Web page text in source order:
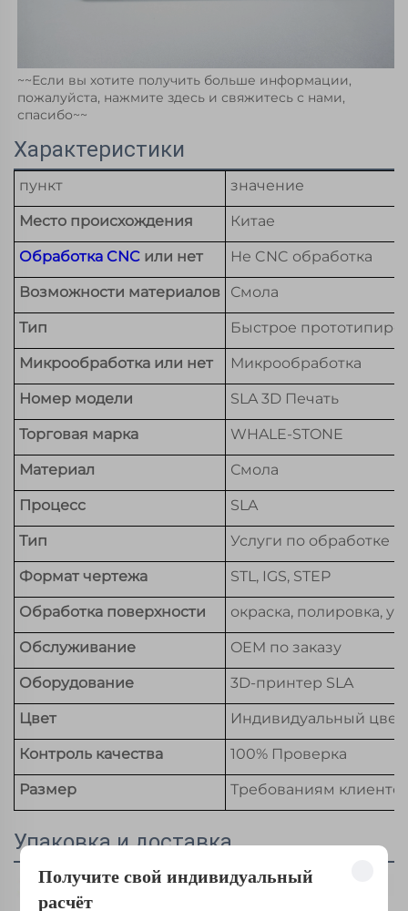
~~Если вы хотите получить больше информации,
пожалуйста, нажмите здесь и свяжитесь с нами,
спасибо~~
Характеристики
пункт значение
Место происхождения Китае
Обработка CNC или нет Не CNC обработка
Возможности материалов Смола
Тип Быстрое
Микрообработка или нет Микрообработка
Номер модели SLA 3D Печать
Торговая марка WHALE-STONE
Материал Смола
Процесс SLA
Тип Услуги по обработке
Формат чертежа STL, IGS, STEP
Обработка поверхности окраска, полировка,
Обслуживание OEM по заказу
Оборудование 3D-принтер SLA
Цвет Индивидуальный цвет
Контроль качества 100% Проверка
Размер Требованиям
Упаковка и доставка
Получите свой индивидуальный
расчёт